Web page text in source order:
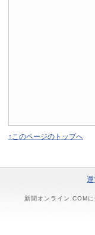
↑このページのトップへ
運
新聞オンライン.COM